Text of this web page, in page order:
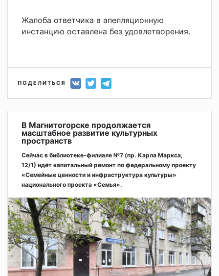
Жалоба ответчика в апелляционную
инстанцию оставлена без удовлетворения.
ПОДЕЛИТЬСЯ
В Магнитогорске продолжается
масштабное развитие культурных
пространств
Сейчас в библиотеке-филиале №7 (пр. Карла Маркса,
12/1) идёт капитальный ремонт по федеральному проекту
«Семейные ценности и инфраструктура культуры»
национального проекта «Семья».